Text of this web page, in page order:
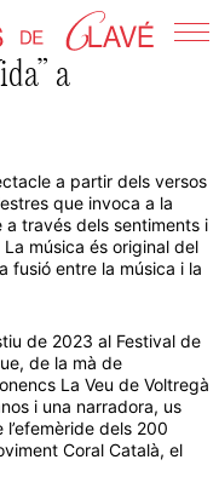
a
a partir dels versos
que invoca a la
través dels sentiments i
música és original del
fusió entre la música i la
de 2023 al Festival de
de la mà de
La Veu de Voltregà
i una narradora, us
dels 200
Coral Català, el